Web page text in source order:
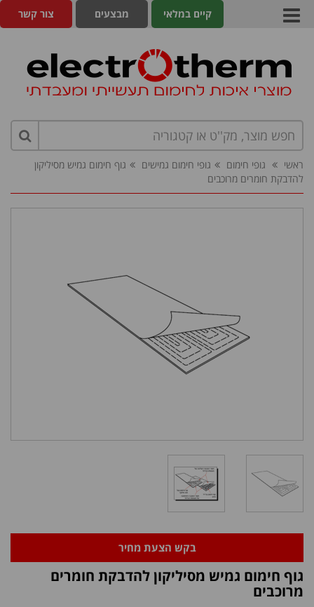
צור קשר מבצעים קיים במלאי
ראשי גופי חימום גופי חימום גמישים
גוף חימום גמיש מסיליקון
להדבקת חומרים מרוכבים
בקש הצעת מחיר
גוף חימום גמיש מסיליקון להדבקת חומרים
מרוכבים